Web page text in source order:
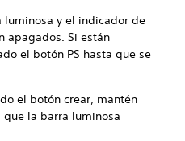
luminosa y el indicador de
apagados. Si están
el botón PS hasta que se
el botón crear, mantén
que la barra luminosa